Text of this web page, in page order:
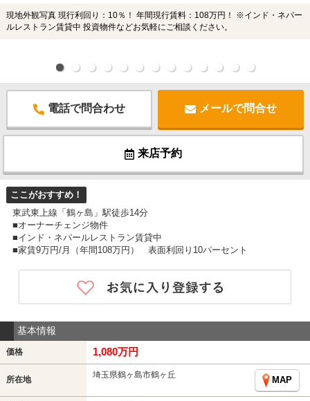
現地外観写真 現行利回り：10％！ 年間現行賃料：108万円！ ※インド・ネパー
ルレストラン賃貸中 投資物件などお気軽にご相談ください。
電話で問合わせ メールで問合せ
来店予約
ここがおすすめ！
東武東上線「鶴ヶ島」駅徒歩14分
■オーナーチェンジ物件
■インド・ネパールレストラン賃貸中
■家賃9万円/月（年間108万円） 表面利回り10パーセント
基本情報
価格 1,080万円
所在地 埼玉県鶴ヶ島市鶴ヶ丘
MAP